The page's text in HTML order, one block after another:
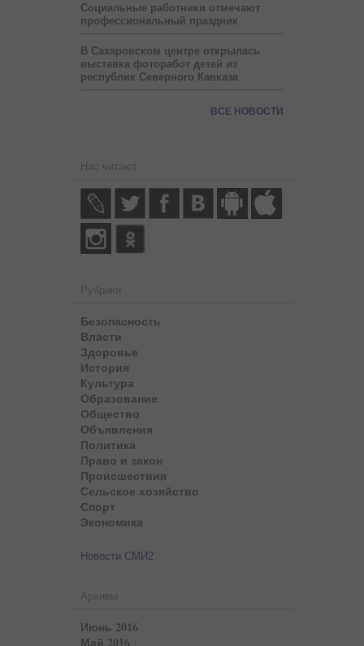
Социальные работники отмечают
профессиональный праздник
В Сахаровском центре открылась
выставка фоторабот детей из
республик Северного Кавказа
ВСЕ НОВОСТИ
Нас читают
Рубрики
Безопасность
Власти
Здоровье
История
Культура
Образование
Общество
Объявления
Политика
Право и закон
Происшествия
Сельское хозяйство
Спорт
Экономика
Новости СМИ2
Архивы
Июнь 2016
Май 2016